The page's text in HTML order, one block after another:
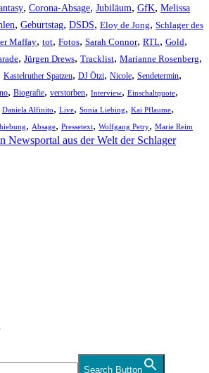
, Corona-Absage, Jubiläum, GfK, Melissa
, Geburtstag, DSDS, Eloy de Jong, Schlager des
Maffay, tot, Fotos, Sarah Connor, RTL, Gold,
, Jürgen Drews, Tracklist, Marianne Rosenberg,
Kastelruther Spatzen, DJ Ötzi, Nicole, Sendetermin,
, Biografie, verstorben, Interview, Einschaltquote,
Daniela Alfinito, Live, Sonia Liebing, Kai Pflaume,
, Absage, Pressetext, Wolfgang Petry, Marie Reim
Search Button